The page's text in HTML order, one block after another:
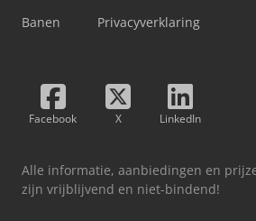
Banen Privacyverklaring
Facebook X LinkedIn
Alle informatie, aanbiedingen en
zijn vrijblijvend en niet-bindend!